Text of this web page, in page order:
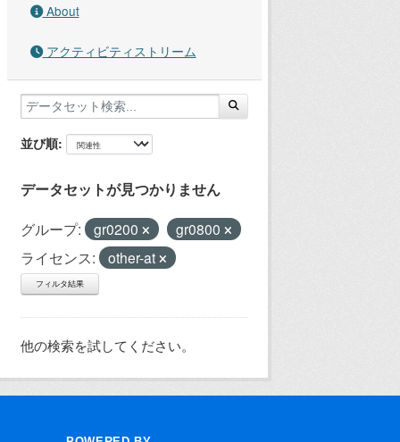
About
アクティビティストリーム
並び順
データセットが見つかりません
グループ: gr0200
gr0800
ライセンス:
other-at
フィルタ結果
他の検索を試してください。